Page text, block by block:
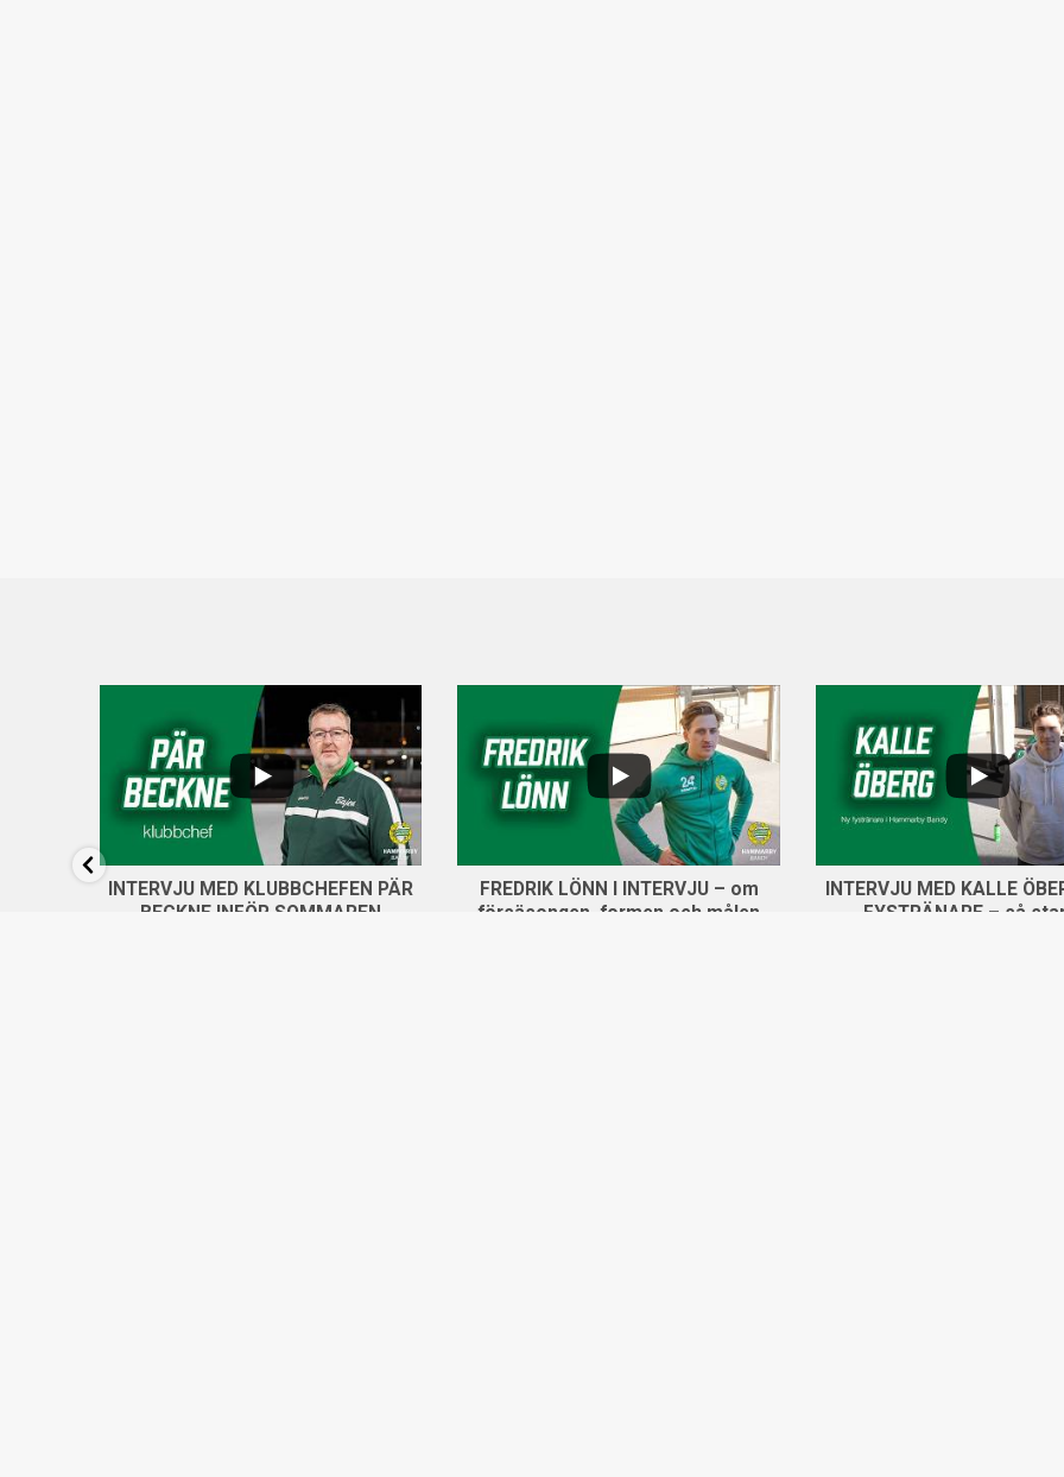
14
0
INTERVJU MED KLUBBCHEFEN PÄR
BECKNE INFÖR SOMMAREN
FREDRIK LÖNN I INTERVJU – om
försäsongen, formen och målen
0
INTERVJU MED KALLE
FYSTRÄNARE – så